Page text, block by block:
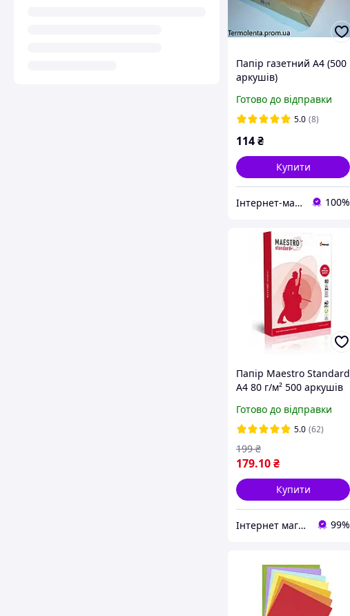
Папір газетний А4 (500
аркушів)
Готово до відправки
5.0 (8)
114₴
Купити
Інтернет-магазин паперової продукції "Термолента" 100%
Папір Maestro Standard
А4 80 г/м² 500 аркушів
Готово до відправки
5.0 (62)
179.10₴
199 ₴
Купити
Інтернет магазин ТерЛайн 99%